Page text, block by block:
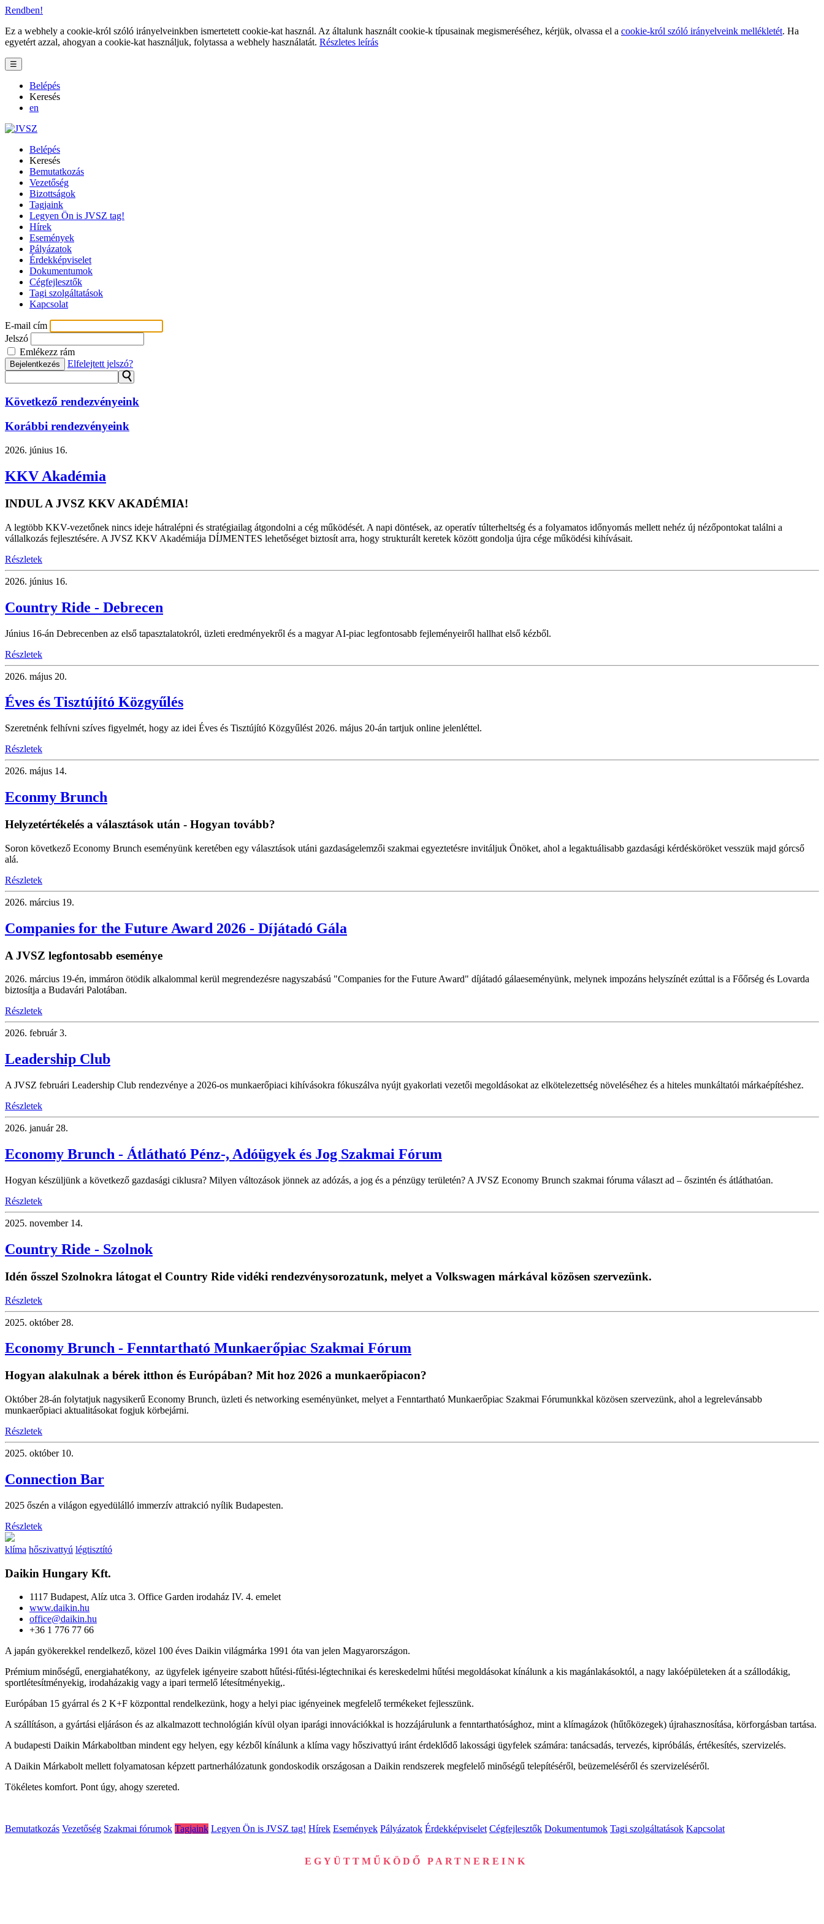
Rendben!
Ez a webhely a cookie-król szóló irányelveinkben ismertetett cookie-kat használ. Az általunk használt cookie-k típusainak megismeréséhez, kérjük, olvassa el a cookie-król szóló irányelveink mellékletét. Ha
egyetért azzal, ahogyan a cookie-kat használjuk, folytassa a webhely használatát. Részletes leírás
☰
Belépés
Keresés
en
Belépés
Keresés
Bemutatkozás
Vezetőség
Bizottságok
Tagjaink
Legyen Ön is JVSZ tag!
Hírek
Események
Pályázatok
Érdekképviselet
Dokumentumok
Cégfejlesztők
Tagi szolgáltatások
Kapcsolat
E-mail cím
Jelszó
Emlékezz rám
Bejelentkezés Elfelejtett jelszó?
⚲
Következő rendezvényeink
Korábbi rendezvényeink
2026. június 16.
KKV Akadémia
INDUL A JVSZ KKV AKADÉMIA!
A legtöbb KKV-vezetőnek nincs ideje hátralépni és stratégiailag átgondolni a cég működését. A napi döntések, az operatív túlterheltség és a folyamatos időnyomás mellett nehéz új nézőpontokat találni a
vállalkozás fejlesztésére. A JVSZ KKV Akadémiája DÍJMENTES lehetőséget biztosít arra, hogy strukturált keretek között gondolja újra cége működési kihívásait.
Részletek
2026. június 16.
Country Ride - Debrecen
Június 16-án Debrecenben az első tapasztalatokról, üzleti eredményekről és a magyar AI-piac legfontosabb fejleményeiről hallhat első kézből.
Részletek
2026. május 20.
Éves és Tisztújító Közgyűlés
Szeretnénk felhívni szíves figyelmét, hogy az idei Éves és Tisztújító Közgyűlést 2026. május 20-án tartjuk online jelenléttel.
Részletek
2026. május 14.
Econmy Brunch
Helyzetértékelés a választások után - Hogyan tovább?
Soron következő Economy Brunch eseményünk keretében egy választások utáni gazdaságelemzői szakmai egyeztetésre invitáljuk Önöket, ahol a legaktuálisabb gazdasági kérdésköröket vesszük majd górcső
alá.
Részletek
2026. március 19.
Companies for the Future Award 2026 - Díjátadó Gála
A JVSZ legfontosabb eseménye
2026. március 19-én, immáron ötödik alkalommal kerül megrendezésre nagyszabású "Companies for the Future Award" díjátadó gálaeseményünk, melynek impozáns helyszínét ezúttal is a Főőrség és Lovarda
biztosítja a Budavári Palotában.
Részletek
2026. február 3.
Leadership Club
A JVSZ februári Leadership Club rendezvénye a 2026-os munkaerőpiaci kihívásokra fókuszálva nyújt gyakorlati vezetői megoldásokat az elkötelezettség növeléséhez és a hiteles munkáltatói márkaépítéshez.
Részletek
2026. január 28.
Economy Brunch - Átlátható Pénz-, Adóügyek és Jog Szakmai Fórum
Hogyan készüljünk a következő gazdasági ciklusra? Milyen változások jönnek az adózás, a jog és a pénzügy területén? A JVSZ Economy Brunch szakmai fóruma választ ad – őszintén és átláthatóan.
Részletek
2025. november 14.
Country Ride - Szolnok
Idén ősszel Szolnokra látogat el Country Ride vidéki rendezvénysorozatunk, melyet a Volkswagen márkával közösen szervezünk.
Részletek
2025. október 28.
Economy Brunch - Fenntartható Munkaerőpiac Szakmai Fórum
Hogyan alakulnak a bérek itthon és Európában? Mit hoz 2026 a munkaerőpiacon?
Október 28-án folytatjuk nagysikerű Economy Brunch, üzleti és networking eseményünket, melyet a Fenntartható Munkaerőpiac Szakmai Fórumunkkal közösen szervezünk, ahol a legrelevánsabb
munkaerőpiaci aktualitásokat fogjuk körbejárni.
Részletek
2025. október 10.
Connection Bar
2025 őszén a világon egyedülálló immerzív attrakció nyílik Budapesten.
Részletek
klíma hőszivattyú légtisztító
Daikin Hungary Kft.
1117 Budapest, Alíz utca 3. Office Garden irodaház IV. 4. emelet
www.daikin.hu
office@daikin.hu
+36 1 776 77 66
A japán gyökerekkel rendelkező, közel 100 éves Daikin világmárka 1991 óta van jelen Magyarországon.
Prémium minőségű, energiahatékony, az ügyfelek igényeire szabott hűtési-fűtési-légtechnikai és kereskedelmi hűtési megoldásokat kínálunk a kis magánlakásoktól, a nagy lakóépületeken át a szállodákig,
sportlétesítményekig, irodaházakig vagy a ipari termelő létesítményekig,.
Európában 15 gyárral és 2 K+F központtal rendelkezünk, hogy a helyi piac igényeinek megfelelő termékeket fejlesszünk.
A szállításon, a gyártási eljáráson és az alkalmazott technológián kívül olyan iparági innovációkkal is hozzájárulunk a fenntarthatósághoz, mint a klímagázok (hűtőközegek) újrahasznosítása, körforgásban tartása.
A budapesti Daikin Márkaboltban mindent egy helyen, egy kézből kínálunk a klíma vagy hőszivattyú iránt érdeklődő lakossági ügyfelek számára: tanácsadás, tervezés, kipróbálás, értékesítés, szervizelés.
A Daikin Márkabolt mellett folyamatosan képzett partnerhálózatunk gondoskodik országosan a Daikin rendszerek megfelelő minőségű telepítéséről, beüzemeléséről és szervizeléséről.
Tökéletes komfort. Pont úgy, ahogy szereted.
Bemutatkozás Vezetőség Szakmai fórumok Tagjaink Legyen Ön is JVSZ tag! Hírek Események Pályázatok Érdekképviselet Cégfejlesztők Dokumentumok Tagi szolgáltatások Kapcsolat
EGYÜTTMŰKÖDŐ PARTNEREINK